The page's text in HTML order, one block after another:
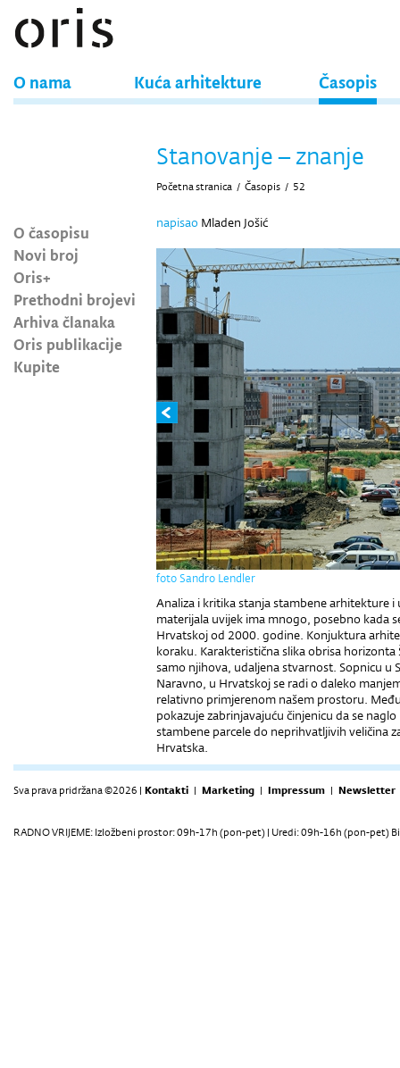
O nama Kuća arhitekture Časopis
O časopisu
Novi broj
Oris+
Prethodni brojevi
Arhiva članaka
Oris publikacije
Kupite
Stanovanje – znanje
Početna stranica / Časopis / 52
napisao Mladen Jošić
foto Sandro Lendler
Analiza i kritika stanja stambene arhitekture
materijala uvijek ima mnogo, posebno kada
Hrvatskoj od 2000. godine. Konjuktura
koraku. Karakteristična slika obrisa horizonta
samo njihova, udaljena stvarnost. Sopnicu u
Naravno, u Hrvatskoj se radi o daleko
relativno primjerenom našem prostoru.
pokazuje zabrinjavajuću činjenicu da se
stambene parcele do neprihvatljivih veličina
Hrvatska.
Sva prava pridržana ©2026 | Kontakti | Marketing | Impressum | Newsletter
RADNO VRIJEME: Izložbeni prostor: 09h-17h (pon-pet) | Uredi: 09h-16h (pon-pet)